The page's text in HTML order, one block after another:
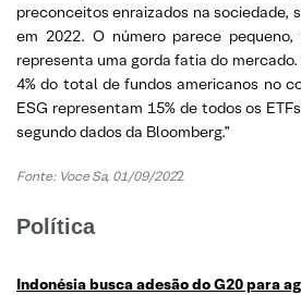
preconceitos enraizados na sociedade,
em 2022. O número parece
representa uma gorda fatia do
4% do total de fundos americanos no
ESG representam 15% de todos os
segundo dados da Bloomberg.”
Fonte: Voce Sa, 01/09/2022
Política
Indonésia busca adesão do G20 para